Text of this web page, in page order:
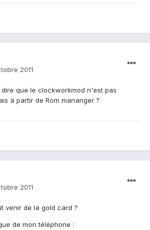
2011
que le clockworkmod n'est pas
à partir de Rom mananger ?
2011
venir de la gold card ?
de mon téléphone :